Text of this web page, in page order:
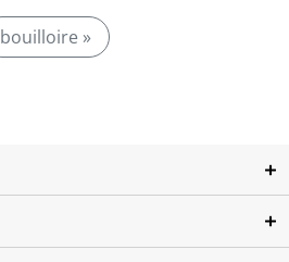
bouilloire »